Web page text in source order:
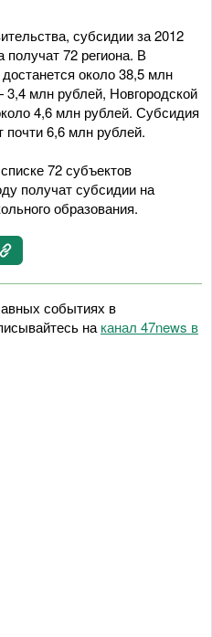
субсидии за 2012
72 региона. В
около 38,5 млн
млн рублей, Новгородской
4,6 млн рублей. Субсидия
почти 6,6 млн рублей.
72 субъектов
получат субсидии на
образования.
событиях в
на канал 47news в